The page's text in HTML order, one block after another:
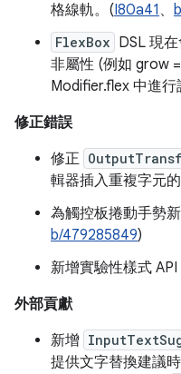
格線軌。(I80a41 、
FlexBox DSL 現
非屬性 (例如 grow
Modifier.flex 中進行
修正錯誤
修正
輯器插入重複字元
為觸控板捲動手勢
b/479285849)
新增實驗性樣式
外部貢獻
新增
提供文字替換建議